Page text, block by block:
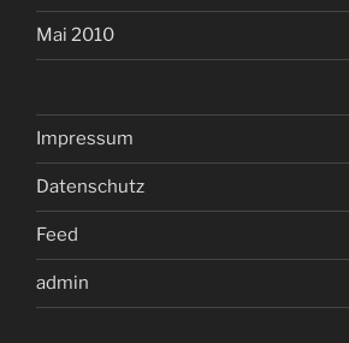
Mai 2010
Impressum
Datenschutz
Feed
admin